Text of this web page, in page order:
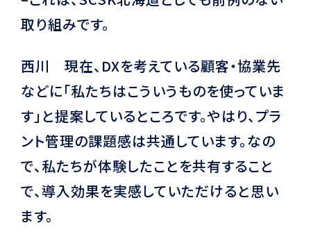
取り組みです。
西川 現在、DXを考えている顧客・協業先
などに「私たちはこういうものを使っていま
す」と提案しているところです。やはり、プラ
ント管理の課題感は共通しています。なの
で、私たちが体験したことを共有すること
で、導入効果を実感していただけると思い
ます。